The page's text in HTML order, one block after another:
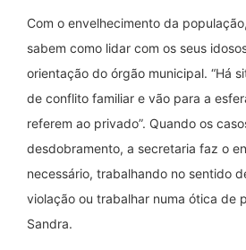
Com o envelhecimento da
sabem como lidar com os seus
orientação do órgão municipal. “Há
de conflito familiar e vão para a
referem ao privado”. Quando os
desdobramento, a secretaria faz o
necessário, trabalhando no sentido
violação ou trabalhar numa ótica de
Sandra.